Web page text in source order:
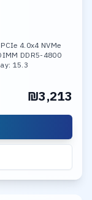
4.0x4 NVMe
DDR5-4800
15.3
₪3,213